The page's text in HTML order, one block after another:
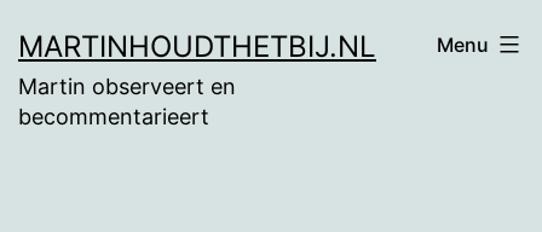
naar
de
MARTINHOUDTHETBIJ.NL
Martin observeert en
becommentarieert
Menu